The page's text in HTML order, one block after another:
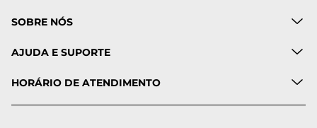
SOBRE NÓS
AJUDA E SUPORTE
HORÁRIO DE ATENDIMENTO